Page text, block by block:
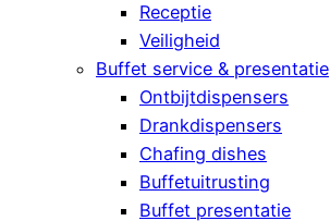
Receptie
Veiligheid
Buffet service & presentatie
Ontbijtdispensers
Drankdispensers
Chafing dishes
Buffetuitrusting
Buffet presentatie